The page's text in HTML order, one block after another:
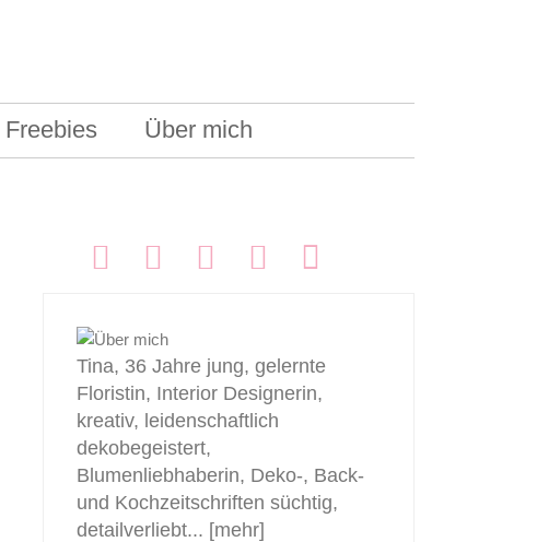
Freebies Über mich
Tina, 36 Jahre jung, gelernte
Floristin, Interior Designerin,
kreativ, leidenschaftlich
dekobegeistert,
Blumenliebhaberin, Deko-, Back-
und Kochzeitschriften süchtig,
detailverliebt... [mehr]